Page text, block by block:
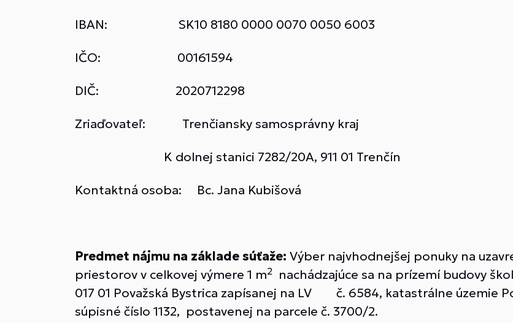
IBAN: SK10 8180 0000 0070 0050 6003
IČO: 00161594
DIČ: 2020712298
Zriaďovateľ: Trenčiansky samosprávny kraj
K dolnej stanici 7282/20A, 911 01 Trenčín
Kontaktná osoba: Bc. Jana Kubišová
Predmet nájmu na základe súťaže: Výber najvhodnejšej ponuky na
priestorov v celkovej výmere 1 m2
nachádzajúce sa na prízemí budovy
017 01 Považská Bystrica zapísanej na LV č. 6584, katastrálne územie
súpisné číslo 1132, postavenej na parcele č. 3700/2.